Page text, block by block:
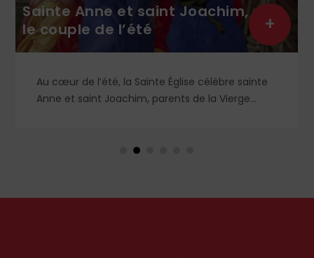
Sainte Anne et saint Joachim,
le couple de l’été
Au cœur de l’été, la Sainte Église célèbre sainte
Anne et saint Joachim, parents de la Vierge
en Orient qu’en Occident, célèbre par sa piété
+